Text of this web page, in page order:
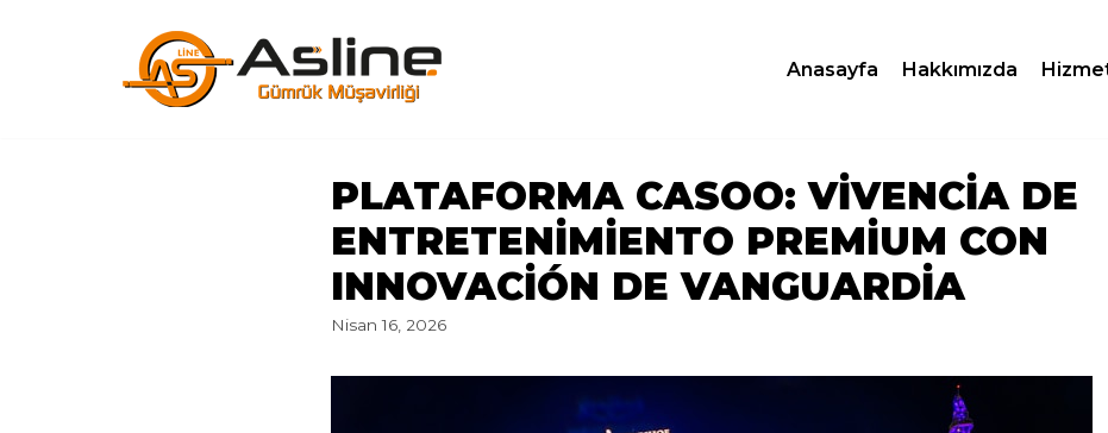
Anasayfa Hakkımızda
PLATAFORMA CASOO: VIVENCIA DE
ENTRETENIMIENTO PREMIUM CON
INNOVACIÓN DE VANGUARDIA
Nisan 16, 2026